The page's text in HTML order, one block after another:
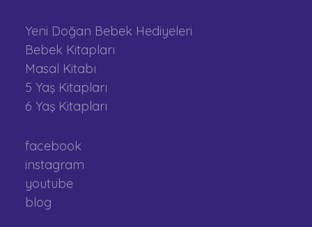
Yeni Doğan Bebek Hediyeleri
Bebek Kitapları
Masal Kitabı
5 Yaş Kitapları
6 Yaş Kitapları
facebook
instagram
youtube
blog